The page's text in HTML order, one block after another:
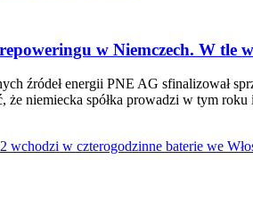
w Niemczech. W tle
źródeł energii PNE AG sfinalizował
że niemiecka spółka prowadzi w tym